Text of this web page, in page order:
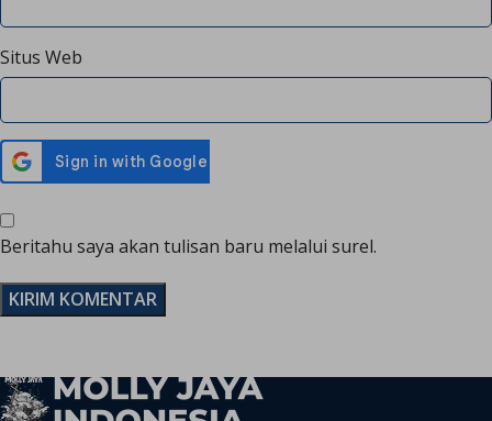
Situs Web
Beritahu saya akan tulisan baru melalui surel.